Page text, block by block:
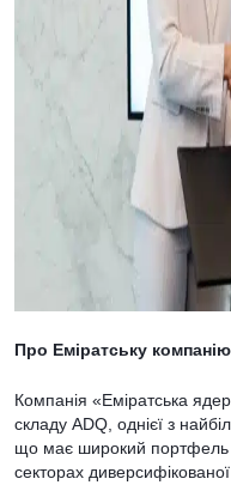
Про Еміратську
Компанія «Еміратська
складу ADQ, однієї з
що має широкий портфель
секторах